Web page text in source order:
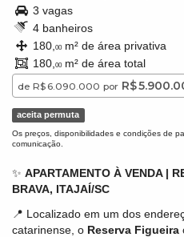
3 vagas
4 banheiros
180, 00m² de área privativa
180, 00m² de área total
de R$ 6.090.000 por R$
aceita permuta
Os preços, disponibilidades e condições de
comunicação.
✨ APARTAMENTO À VENDA |
BRAVA, ITAJAÍ/SC
📍 Localizado em um dos
catarinense, o Reserva Figueira